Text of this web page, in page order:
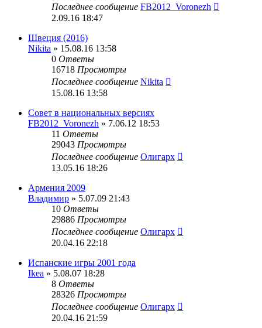
Последнее сообщение FB2012_Voronezh
2.09.16 18:47
Швеция (2016)
Nikita » 15.08.16 13:58
0 Ответы
16718 Просмотры
Последнее сообщение Nikita
15.08.16 13:58
Совет в национальных версиях
FB2012_Voronezh » 7.06.12 18:53
11 Ответы
29043 Просмотры
Последнее сообщение Олигарх
13.05.16 18:26
Армения 2009
Владимир » 5.07.09 21:43
10 Ответы
29886 Просмотры
Последнее сообщение Олигарх
20.04.16 22:18
Испанские игры 2001 года
Ikea » 5.08.07 18:28
8 Ответы
28326 Просмотры
Последнее сообщение Олигарх
20.04.16 21:59